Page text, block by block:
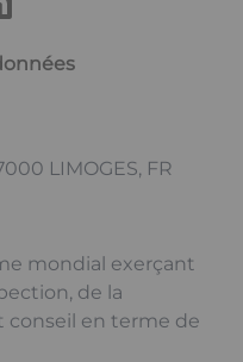
LIMOGES, FR
mondial exerçant
de la
conseil en terme de